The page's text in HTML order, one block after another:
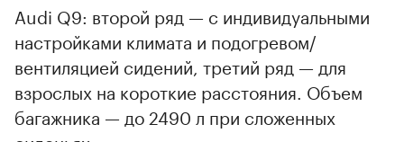
Audi Q9: второй ряд — с индивидуальными
настройками климата и подогревом/
вентиляцией сидений, третий ряд — для
взрослых на короткие расстояния. Объем
багажника — до 2490 л при сложенных